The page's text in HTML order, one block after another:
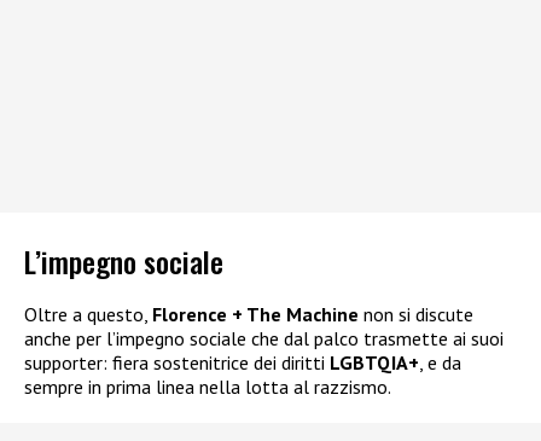
L’impegno sociale
Oltre a questo, Florence + The Machine non si discute
anche per l’impegno sociale che dal palco trasmette ai suoi
supporter: fiera sostenitrice dei diritti LGBTQIA+, e da
sempre in prima linea nella lotta al razzismo.